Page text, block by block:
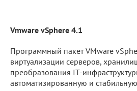
Vmware vSphere 4.1
Программный пакет VMware
виртуализации серверов,
преобразования IT-
автоматизированную и